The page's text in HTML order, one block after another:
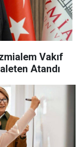
Vakıf
Atandı